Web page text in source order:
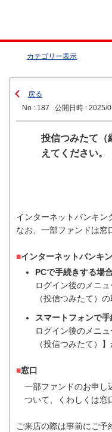
カテゴリー表示
戻る
No : 187
公開日時 : 2025/
投信つみたて（
えてください。
インターネットバンキン
なお、一部ファンドは窓
■インターネットバンキ
PCで手続きする場
ログイン後のメニ
（投信つみたて）
スマートフォンで
ログイン後のメニ
（投信つみたて）
■窓口
一部ファンドのお申し
ついて、くわしくは窓
ご来店の際は事前にご